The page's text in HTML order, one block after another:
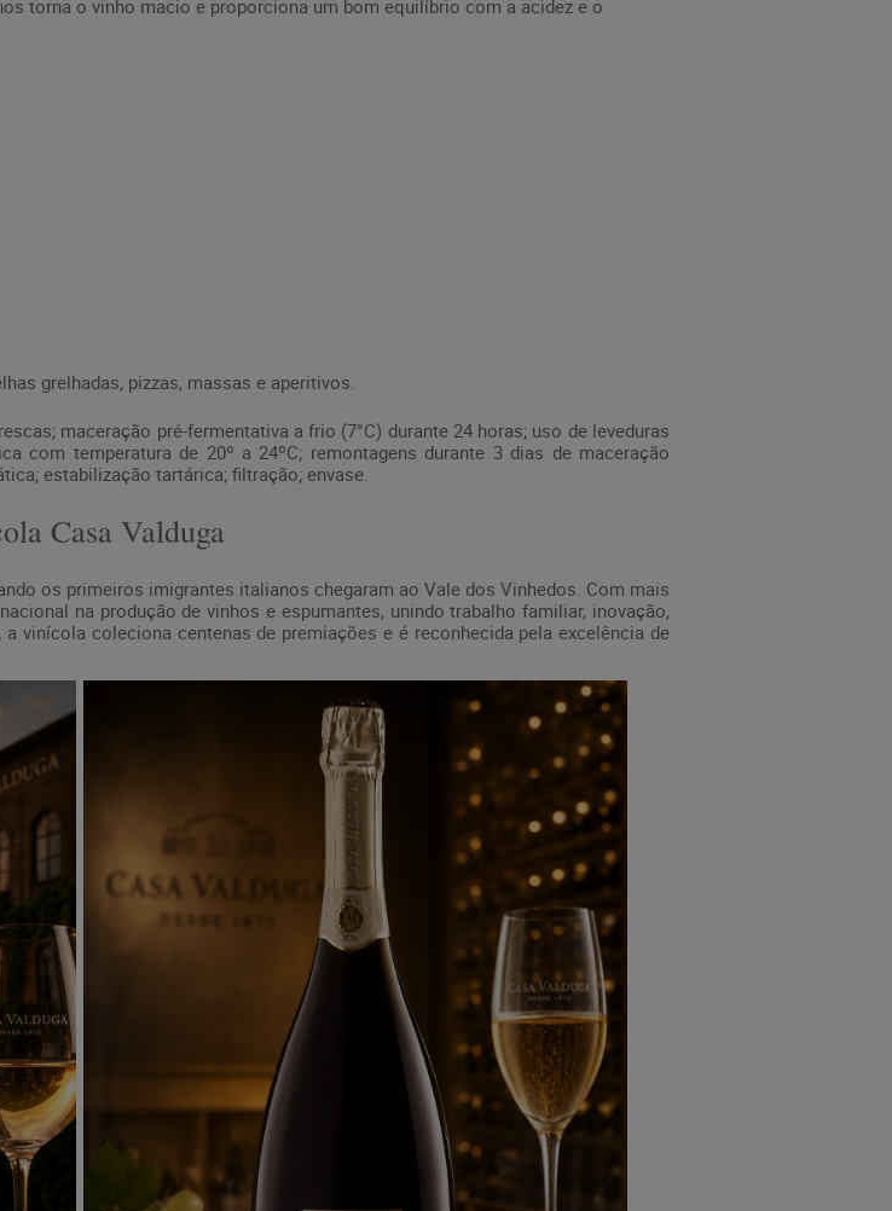
torna o vinho macio e proporciona um bom equilíbrio com a acidez e o
grelhadas, pizzas, massas e aperitivos.
maceração pré-fermentativa a frio (7°C) durante 24 horas; uso de leveduras
com temperatura de 20º a 24ºC; remontagens durante 3 dias de maceração
estabilização tartárica; filtração; envase.
Casa Valduga
os primeiros imigrantes italianos chegaram ao Vale dos Vinhedos. Com mais
na produção de vinhos e espumantes, unindo trabalho familiar, inovação,
vinícola coleciona centenas de premiações e é reconhecida pela excelência de